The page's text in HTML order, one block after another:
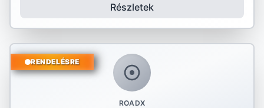
Részletek
ROADX
RENDELÉSRE